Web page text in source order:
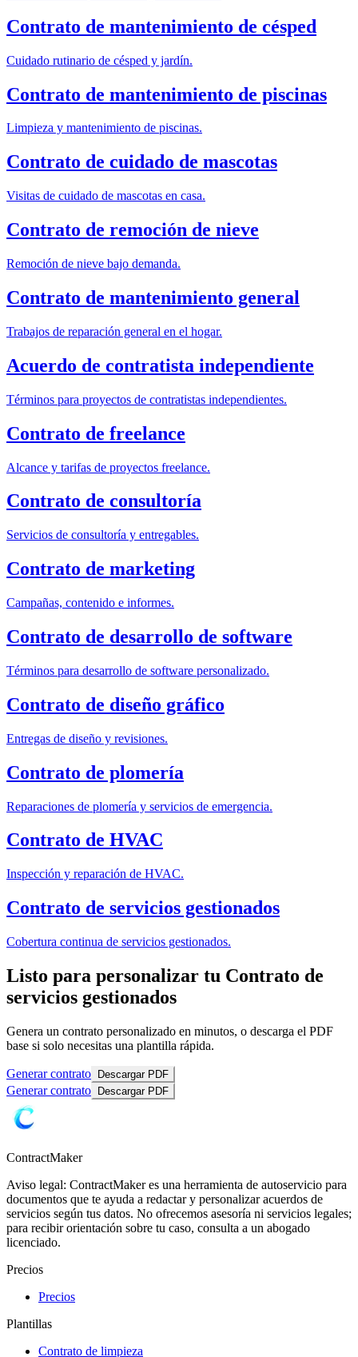
Contrato de mantenimiento de césped
Cuidado rutinario de césped y jardín.
Contrato de mantenimiento de piscinas
Limpieza y mantenimiento de piscinas.
Contrato de cuidado de mascotas
Visitas de cuidado de mascotas en casa.
Contrato de remoción de nieve
Remoción de nieve bajo demanda.
Contrato de mantenimiento general
Trabajos de reparación general en el hogar.
Acuerdo de contratista independiente
Términos para proyectos de contratistas independientes.
Contrato de freelance
Alcance y tarifas de proyectos freelance.
Contrato de consultoría
Servicios de consultoría y entregables.
Contrato de marketing
Campañas, contenido e informes.
Contrato de desarrollo de software
Términos para desarrollo de software personalizado.
Contrato de diseño gráfico
Entregas de diseño y revisiones.
Contrato de plomería
Reparaciones de plomería y servicios de emergencia.
Contrato de HVAC
Inspección y reparación de HVAC.
Contrato de servicios gestionados
Cobertura continua de servicios gestionados.
Listo para personalizar tu Contrato de
servicios gestionados
Genera un contrato personalizado en minutos, o descarga el PDF
base si solo necesitas una plantilla rápida.
Generar contrato Descargar PDF
Generar contrato Descargar PDF
ContractMaker
Aviso legal: ContractMaker es una herramienta de autoservicio para
documentos que te ayuda a redactar y personalizar acuerdos de
servicios según tus datos. No ofrecemos asesoría ni servicios legales;
para recibir orientación sobre tu caso, consulta a un abogado
licenciado.
Precios
Precios
Plantillas
Contrato de limpieza